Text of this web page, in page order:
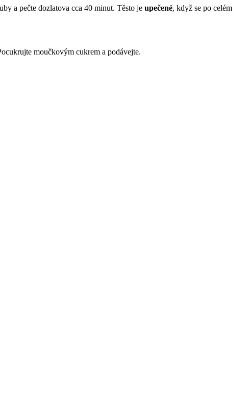
a pečte dozlatova cca 40 minut. Těsto je upečené, když se po celém
moučkovým cukrem a podávejte.